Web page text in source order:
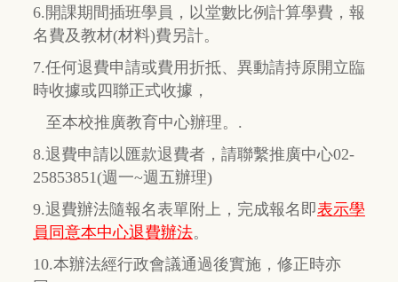
6.開課期間插班學員，以堂數比例計算學費，報
名費及教材(材料)費另計。
7.任何退費申請或費用折抵、異動請持原開立臨
時收據或四聯正式收據，
至本校推廣教育中心辦理。.
8.退費申請以匯款退費者，請聯繫推廣中心02-
25853851(週一~週五辦理)
9.退費辦法隨報名表單附上，完成報名即表示學
員同意本中心退費辦法。
10.本辦法經行政會議通過後實施，修正時亦